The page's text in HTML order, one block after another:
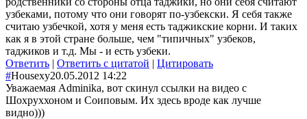
узбеками, потому что они говорят по-узбекски. Я себя также
считаю узбечкой, хотя у меня есть таджикские корни. И таких
как я в этой стране больше, чем "типичных" узбеков,
таджиков и т.д. Мы - и есть узбеки.
Ответить | Ответить с цитатой | Цитировать
#Housexy20.05.2012 14:22
Уважаемая Adminika, вот скинул ссылки на видео с
Шохруххоном и Соиповым. Их здесь вроде как лучше
видно)))